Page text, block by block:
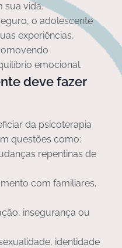
sua vida.
o adolescente
experiências,
emocional.
deve fazer
da psicoterapia
questões como:
repentinas de
com familiares,
insegurança ou
identidade